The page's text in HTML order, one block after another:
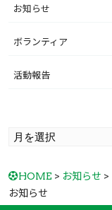
お知らせ
ボランティア
活動報告
HOME > お知らせ >
お知らせ